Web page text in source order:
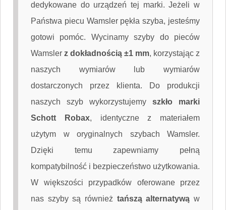
dedykowane do urządzeń tej marki. Jeżeli w
Państwa piecu Wamsler pękła szyba, jesteśmy
gotowi pomóc. Wycinamy szyby do pieców
Wamsler z dokładnością ±1 mm, korzystając z
naszych wymiarów lub wymiarów
dostarczonych przez klienta. Do produkcji
naszych szyb wykorzystujemy szkło marki
Schott Robax, identyczne z materiałem
użytym w oryginalnych szybach Wamsler.
Dzięki temu zapewniamy pełną
kompatybilność i bezpieczeństwo użytkowania.
W większości przypadków oferowane przez
nas szyby są również tańszą alternatywą w